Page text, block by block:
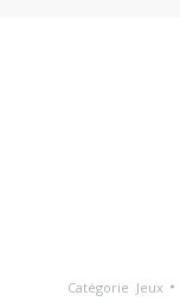
Catégorie Jeux